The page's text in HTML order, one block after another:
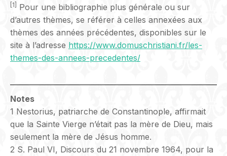
[1]
Pour une bibliographie plus générale ou sur
d’autres thèmes, se référer à celles annexées aux
thèmes des années précédentes, disponibles sur le
site à l’adresse https://www.domuschristiani.fr/les-
themes-des-annees-precedentes/
Notes
1 Nestorius, patriarche de Constantinople, affirmait
que la Sainte Vierge n’était pas la mère de Dieu, mais
seulement la mère de Jésus homme.
2 S. Paul VI, Discours du 21 novembre 1964, pour la